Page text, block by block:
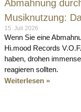
Abmahnung
Musiknutzung:
15. Juli 2026
Wenn Sie eine
Hi.mood Records
haben, drohen
reagieren sollten.
Weiterlesen »